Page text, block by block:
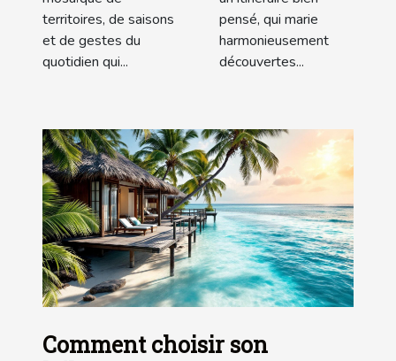
territoires, de saisons
et de gestes du
quotidien qui...
pensé, qui marie
harmonieusement
découvertes...
Comment choisir son